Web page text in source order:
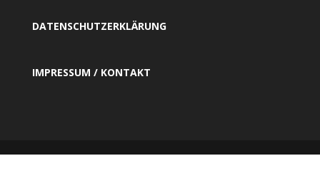
DATENSCHUTZERKLÄRUNG
IMPRESSUM / KONTAKT